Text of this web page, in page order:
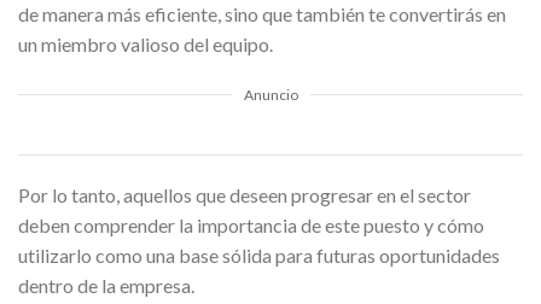
de manera más eficiente, sino que también te convertirás en
un miembro valioso del equipo.
Anuncio
Por lo tanto, aquellos que deseen progresar en el sector
deben comprender la importancia de este puesto y cómo
utilizarlo como una base sólida para futuras oportunidades
dentro de la empresa.